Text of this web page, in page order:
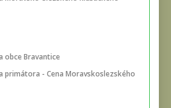
obce Bravantice
primátora - Cena Moravskoslezského